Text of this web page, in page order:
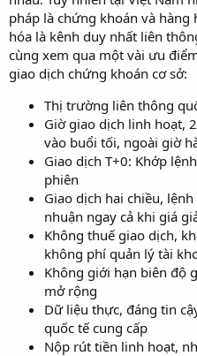
t
e
r
pháp là chứng khoán và
hóa là kênh duy nhất liên
cùng xem qua một vài ưu
giao dịch chứng khoán cơ sở:
Thị trường liên thông
Giờ giao dịch linh hoạt,
vào buổi tối, ngoài giờ
Giao dịch T+0: Khớp
phiên
Giao dịch hai chiều,
nhuận ngay cả khi giá
Không thuế giao dịch,
không phí quản lý tài
Không giới hạn biên độ
mở rộng
Dữ liệu thực, đáng tin
quốc tế cung cấp
Nộp rút tiền linh hoạt,